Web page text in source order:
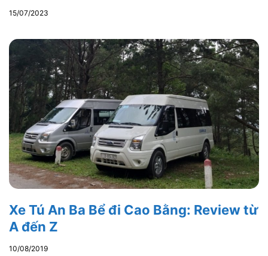
15/07/2023
Xe Tú An Ba Bể đi Cao Bằng: Review từ
A đến Z
10/08/2019